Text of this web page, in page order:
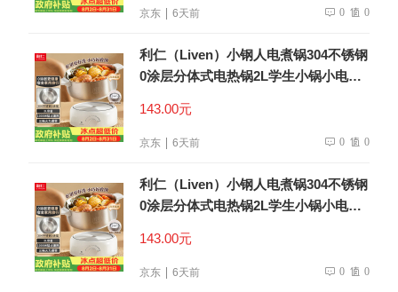
京东 6天前 0 0
利仁（Liven）小钢人电煮锅304不锈钢
0涂层分体式电热锅2L学生小锅小电锅
143.00元
京东 6天前 0 0
利仁（Liven）小钢人电煮锅304不锈钢
0涂层分体式电热锅2L学生小锅小电锅
143.00元
京东 6天前 0 0